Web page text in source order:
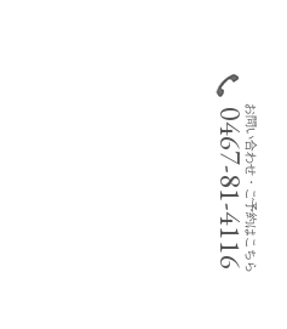
お問い合わせ・ご予約はこちら
0467-81-4116